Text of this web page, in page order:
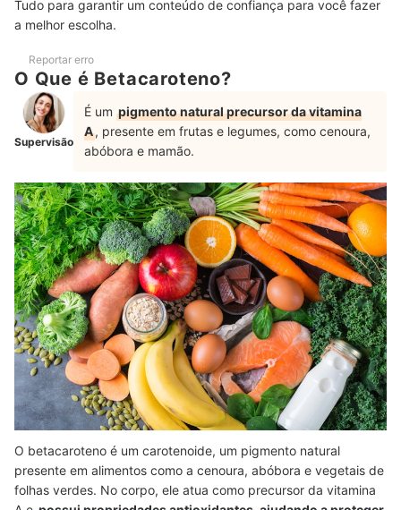
Betacaroteno Deixa a Pele Amarelada?
Existem Contraindicações para a Suplementação de Betacaroteno?
Quanto Tempo Leva para o Betacaroteno Melhorar o Bronzeamento?
Cuide Mais da Saúde e Beleza da Sua Pele
Tudo para garantir um conteúdo de confiança para você fazer
a melhor escolha.
Reportar erro
O Que é Betacaroteno?
Supervisão
É um pigmento natural precursor da vitamina
A, presente em frutas e legumes, como cenoura,
abóbora e mamão.
O betacaroteno é um carotenoide, um pigmento natural
presente em alimentos como a cenoura, abóbora e vegetais de
folhas verdes. No corpo, ele atua como precursor da vitamina